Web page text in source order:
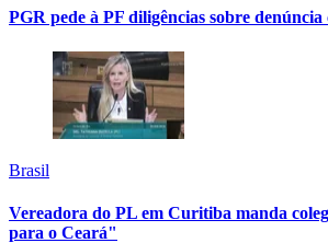
PGR pede à PF diligências sobre
Brasil
Vereadora do PL em Curitiba manda
para o Ceará"